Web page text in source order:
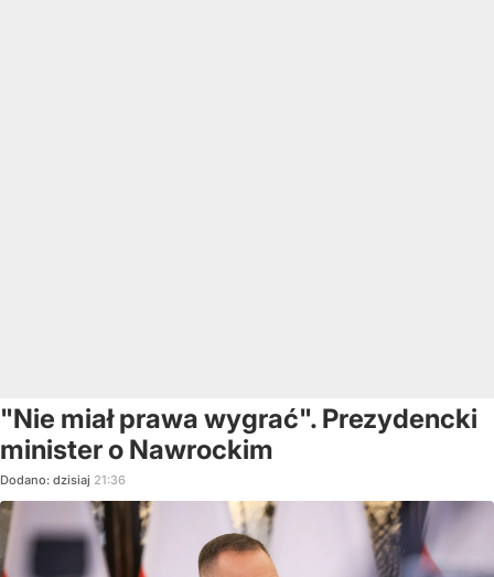
"Nie miał prawa wygrać". Prezydencki
minister o Nawrockim
Dodano: dzisiaj 21:36